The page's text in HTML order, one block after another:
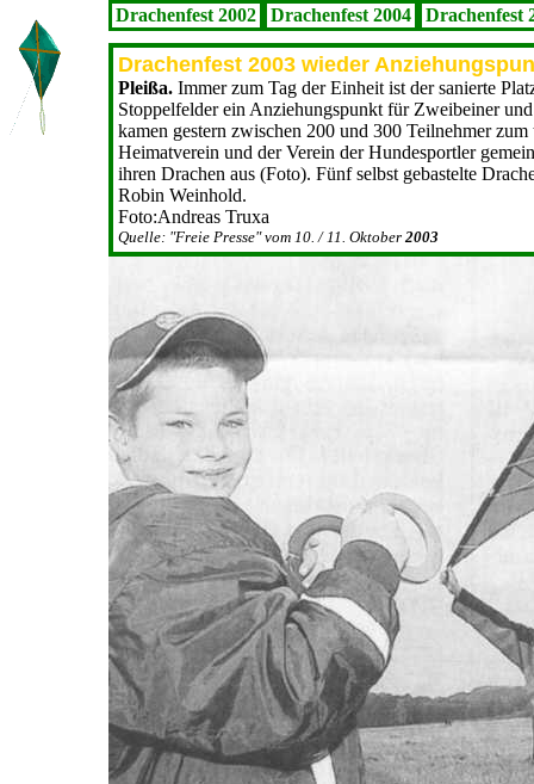
Drachenfest 2002 Drachenfest 2004 Drachenfest
Drachenfest 2003 wieder
Pleißa. Immer zum Tag der Einheit ist der sanierte
Stoppelfelder ein Anziehungspunkt für Zweibeiner
kamen gestern zwischen 200 und 300 Teilnehmer
Heimatverein und der Verein der Hundesportler
ihren Drachen aus (Foto). Fünf selbst gebastelte
Robin Weinhold.
Foto:Andreas Truxa
Quelle: "Freie Presse" vom 10. / 11. Oktober 2003